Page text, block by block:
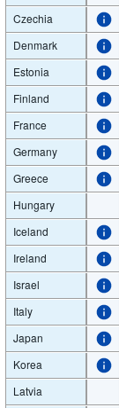
Czechia
Denmark
Estonia
Finland
France
Germany
Greece
Hungary
Iceland
Ireland
Israel
Italy
Japan
Korea
Latvia